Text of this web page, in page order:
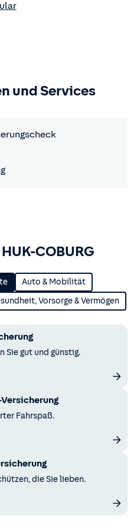
und Services
COBURG
Auto & Mobilität
Vorsorge & Vermögen
Sie gut und günstig.
Fahrspaß.
die Sie lieben.